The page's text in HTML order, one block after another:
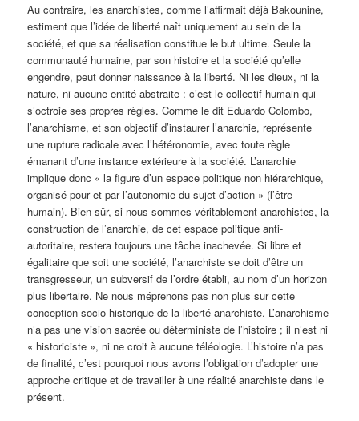
Au contraire, les anarchistes, comme l’affirmait déjà Bakounine,
estiment que l’idée de liberté naît uniquement au sein de la
société, et que sa réalisation constitue le but ultime. Seule la
communauté humaine, par son histoire et la société qu’elle
engendre, peut donner naissance à la liberté. Ni les dieux, ni la
nature, ni aucune entité abstraite : c’est le collectif humain qui
s’octroie ses propres règles. Comme le dit Eduardo Colombo,
l’anarchisme, et son objectif d’instaurer l’anarchie, représente
une rupture radicale avec l’hétéronomie, avec toute règle
émanant d’une instance extérieure à la société. L’anarchie
implique donc « la figure d’un espace politique non hiérarchique,
organisé pour et par l’autonomie du sujet d’action » (l’être
humain). Bien sûr, si nous sommes véritablement anarchistes, la
construction de l’anarchie, de cet espace politique anti-
autoritaire, restera toujours une tâche inachevée. Si libre et
égalitaire que soit une société, l’anarchiste se doit d’être un
transgresseur, un subversif de l’ordre établi, au nom d’un horizon
plus libertaire. Ne nous méprenons pas non plus sur cette
conception socio-historique de la liberté anarchiste. L’anarchisme
n’a pas une vision sacrée ou déterministe de l’histoire ; il n’est ni
« historiciste », ni ne croit à aucune téléologie. L’histoire n’a pas
de finalité, c’est pourquoi nous avons l’obligation d’adopter une
approche critique et de travailler à une réalité anarchiste dans le
présent.